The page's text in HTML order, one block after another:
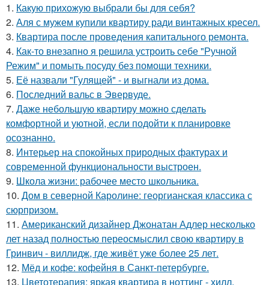
1. Какую прихожую выбрали бы для себя?
2. Аля с мужем купили квартиру ради винтажных кресел.
3. Квартира после проведения капитального ремонта.
4. Как-то внезапно я решила устроить себе "Ручной
Режим" и помыть посуду без помощи техники.
5. Её назвали "Гулящей" - и выгнали из дома.
6. Последний вальс в Эвервуде.
7. Даже небольшую квартиру можно сделать
комфортной и уютной, если подойти к планировке
осознанно.
8. Интерьер на спокойных природных фактурах и
современной функциональности выстроен.
9. Школа жизни: рабочее место школьника.
10. Дом в северной Каролине: георгианская классика с
сюрпризом.
11. Американский дизайнер Джонатан Адлер несколько
лет назад полностью переосмыслил свою квартиру в
Гринвич - виллидж, где живёт уже более 25 лет.
12. Мёд и кофе: кофейня в Санкт-петербурге.
13. Цветотерапия: яркая квартира в ноттинг - хилл.